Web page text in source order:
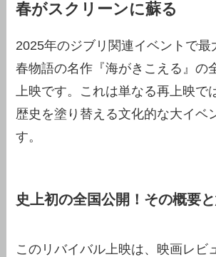
春がスクリーンに蘇る
2025年のジブリ関連イベントで最
春物語の名作『海がきこえる』の
上映です。これは単なる再上映で
歴史を塗り替える文化的な大イベ
す。
史上初の全国公開！その概要
このリバイバル上映は、映画レビ